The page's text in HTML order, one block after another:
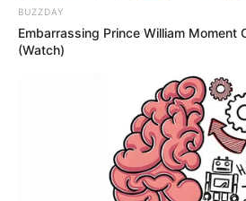
BUZZDAY
Embarrassing Prince William Moment
(Watch)